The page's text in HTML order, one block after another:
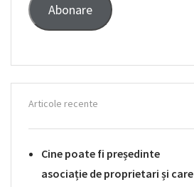
Abonare
Articole recente
Cine poate fi președinte
asociație de proprietari și care